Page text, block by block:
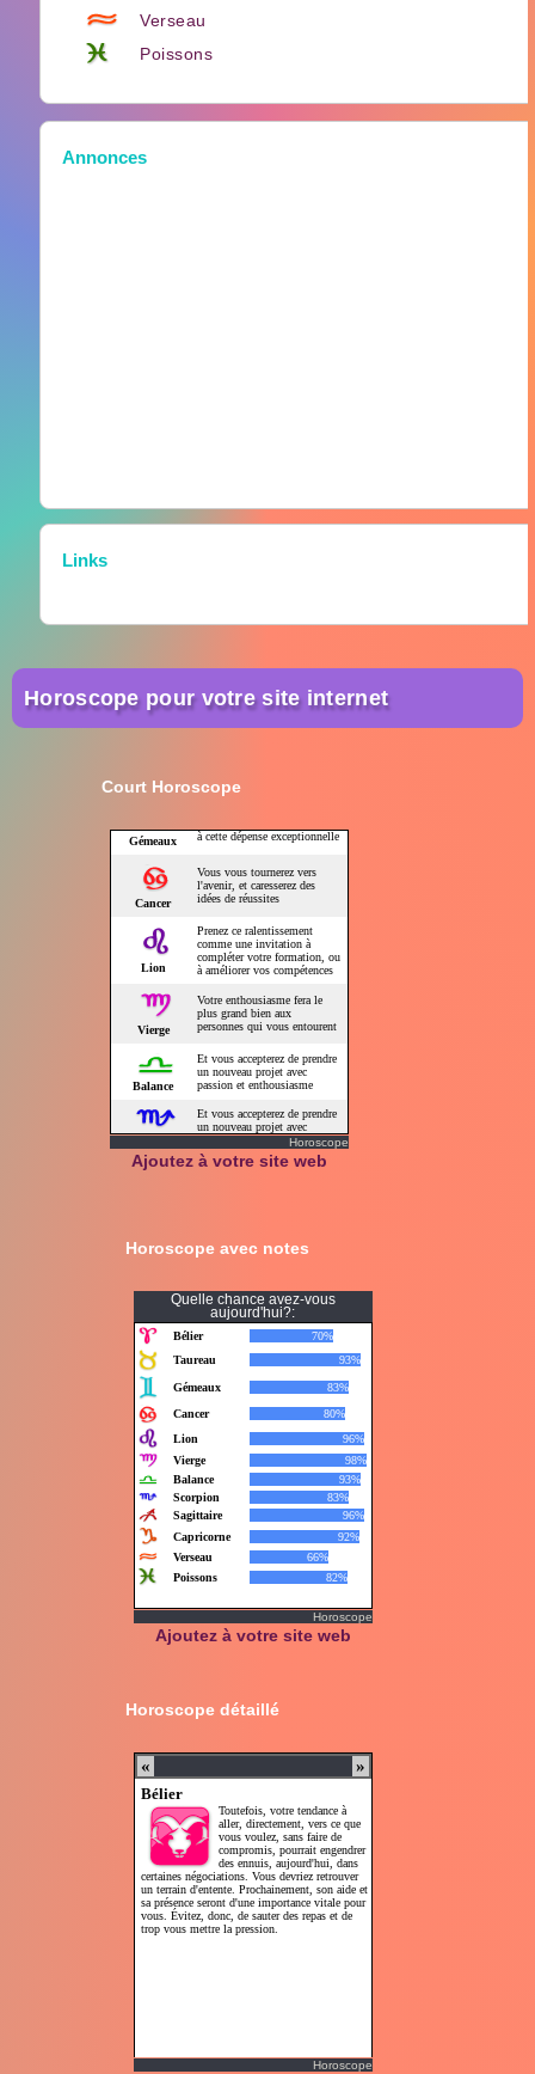
Verseau
Poissons
Annonces
Links
Horoscope pour votre site internet
Court Horoscope
Horoscope
Ajoutez à votre site web
Horoscope avec notes
Quelle chance avez-vous
aujourd'hui?:
Horoscope
Ajoutez à votre site web
Horoscope détaillé
Horoscope